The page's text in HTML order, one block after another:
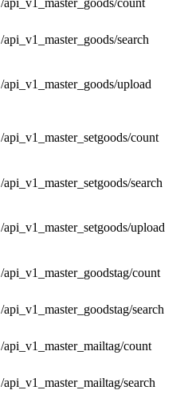
/api_v1_master_goods/search
/api_v1_master_goods/upload
/api_v1_master_setgoods/count
/api_v1_master_setgoods/search
/api_v1_master_setgoods/upload
/api_v1_master_goodstag/count
/api_v1_master_goodstag/search
/api_v1_master_mailtag/count
/api_v1_master_mailtag/search